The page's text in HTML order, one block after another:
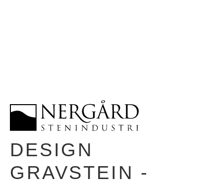
DESIGN
GRAVSTEIN -